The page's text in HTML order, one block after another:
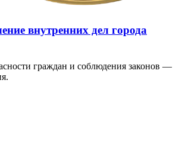
внутренних дел города
граждан и соблюдения законов —